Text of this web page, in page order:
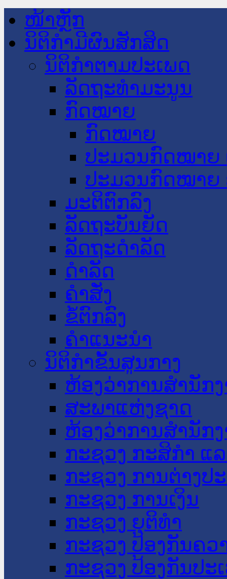
ໜ້າຫຼັກ
ນິຕິກໍາມີຜົນສັກສິດ
ນິຕິກໍາຕາມປະເພດ
ລັດຖະທໍາມະນູນ
ກົດໝາຍ
ກົດໝາຍ
ປະມວນກົດໝາຍ
ປະມວນກົດໝາຍ
ມະຕິຕົກລົງ
ລັດຖະບັນຍັດ
ລັດຖະດໍາລັດ
ດໍາລັດ
ຄໍາສັ່ງ
ຂໍ້ຕົກລົງ
ຄໍາແນະນໍາ
ນິຕິກໍາຂັ້ນສູນກາງ
ຫ້ອງວ່າການສໍານັກ
ສະພາແຫ່ງຊາດ
ຫ້ອງວ່າການສຳນັກ
ກະຊວງ ກະສິກຳ ແ
ກະຊວງ ການຕ່າງປ
ກະຊວງ ການເງິນ
ກະຊວງ ຍຸຕິທໍາ
ກະຊວງ ປ້ອງກັນຄວ
ກະຊວງ ປ້ອງກັນປະ